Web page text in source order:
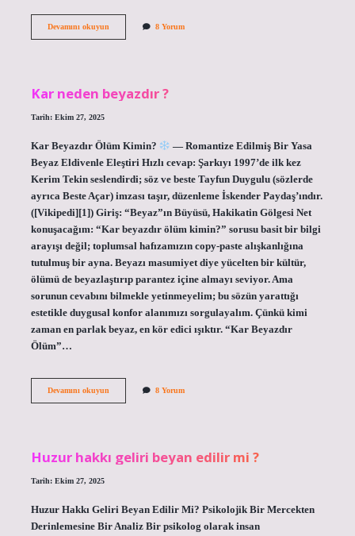
Devamını okuyunIade
parası
8 Yorum
Kar neden beyazdır ?
Tarih: Ekim 27, 2025
Kar Beyazdır Ölüm Kimin?
— Romantize Edilmiş Bir Yasa
Beyaz Eldivenle Eleştiri Hızlı cevap: Şarkıyı 1997’de ilk kez
Kerim Tekin seslendirdi; söz ve beste Tayfun Duygulu (sözlerde
ayrıca Beste Açar) imzası taşır, düzenleme İskender Paydaş’ındır.
([Vikipedi][1]) Giriş: “Beyaz”ın Büyüsü, Hakikatin Gölgesi Net
konuşacağım: “Kar beyazdır ölüm kimin?” sorusu basit bir bilgi
arayışı değil; toplumsal hafızamızın copy-paste alışkanlığına
tutulmuş bir ayna. Beyazı masumiyet diye yücelten bir kültür,
ölümü de beyazlaştırıp parantez içine almayı seviyor. Ama
sorunun cevabını bilmekle yetinmeyelim; bu sözün yarattığı
estetikle duygusal konfor alanımızı sorgulayalım. Çünkü kimi
zaman en parlak beyaz, en kör edici ışıktır. “Kar Beyazdır
Ölüm”…
Devamını okuyunKar
8 Yorum
Huzur hakkı geliri beyan edilir mi ?
Tarih: Ekim 27, 2025
Huzur Hakkı Geliri Beyan Edilir Mi? Psikolojik Bir Mercekten
Derinlemesine Bir Analiz Bir psikolog olarak insan